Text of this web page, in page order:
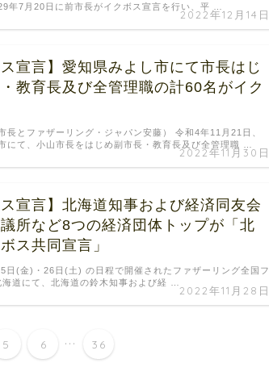
2022年12月14日
年7月20日に前市長がイクボス宣言を行い、平 …
ス宣言】愛知県みよし市にて市長はじ
教育長及び全管理職の計60名がイク
2022年11月30日
長とファザーリング・ジャパン安藤） 令和4年11月21日、
にて、小山市長をはじめ副市長・教育長及び全管理職 …
ス宣言】北海道知事および経済同友会
所など8つの経済団体トップが「北
ス共同宣言」
2022年11月28日
日(金)・26日(土) の日程で開催されたファザーリング全国フ
道にて、北海道の鈴木知事および経 …
5 6 ... 36